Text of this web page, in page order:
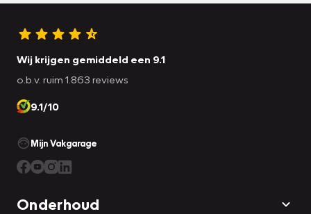
Wij krijgen gemiddeld een 9.1
o.b.v. ruim 1.863 reviews
9.1/10
Mijn Vakgarage
Onderhoud